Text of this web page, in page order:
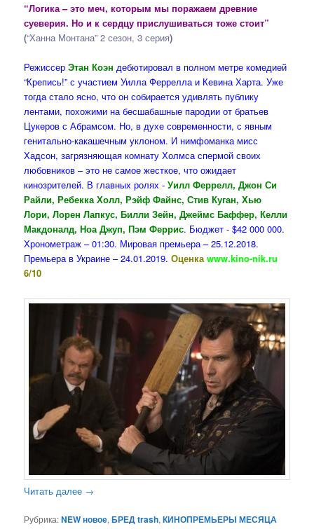
“Логика – это меч, которым мы поражаем древние
суеверия. Но и к сердцу прислушиваться тоже стоит”
(“Ханна Монтана” 2 сезон, 3 серия)
РежиссерЭтан Коэн дебютировал в полном метре комедией
“Крепись!” с участием Уилла Феррелла и Кевина Харта. Уже
тогда стало ясно, что он собирается удивлять публику
лентами, похожими на бесшабашные пародии от братьев
Цукеров с Абрамсом. Но, в духе современности, с явным
генитально-какашечным уклоном. И нимфоманка мисс
Хадсон, загрязняющая комнату Холмса спермой своих
любовников – это не самое жесткое, что ожидает
кинозрителей. В главных ролях -Уилл Феррелл, Джон Си
Райли, Ребекка Холл, Рэйф Файнс, Стив Куган, Хью
Лори, Лорен Лапкус, Билли Зейн, Джеймс Баффер, Келли
Макдоналд, Ноа Джуп, Пэм Феррис. Бюджет - $42 000 000.
Хронометраж – 01:30. Мировая премьера – 25.12.2018.
Премьера в Украине – 24.01.2019.Оценкаwww.kino-nik.ru
6/10
Читать далее →
Рубрика:NEW новое,БРЕД trash,КИНОПРЕМЬЕРЫ МЕСЯЦА